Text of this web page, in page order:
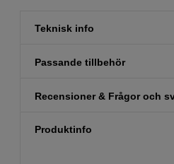
Teknisk info
Passande tillbehör
Recensioner & Frågor och
Produktinfo